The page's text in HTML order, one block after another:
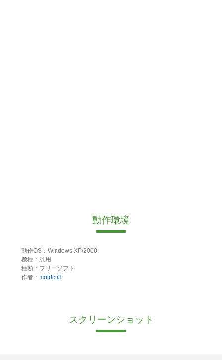
動作環境
動作OS：Windows XP/2000
機種：汎用
種類：フリーソフト
作者： coldcu3
スクリーンショット